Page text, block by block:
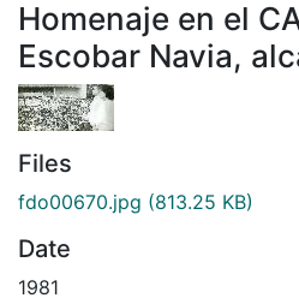
Homenaje en el
Escobar Navia,
Files
fdo00670.jpg (813.25 KB)
Date
1981